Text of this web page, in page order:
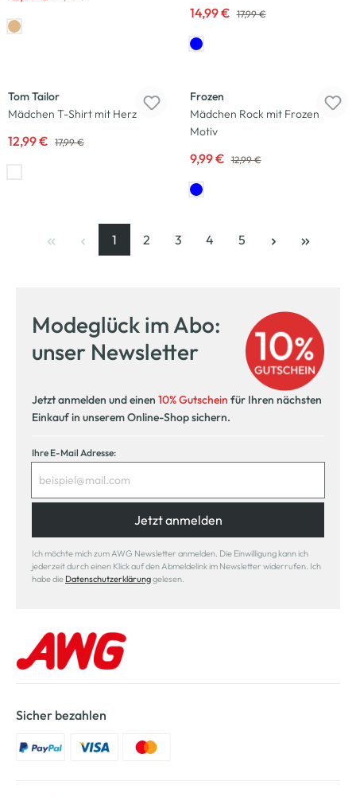
14,99 € 17,99 €
Tom Tailor
Mädchen T-Shirt mit Herz
12,99 € 17,99 €
Frozen
Mädchen Rock mit Frozen
Motiv
9,99 € 12,99 €
Seite
1
, aktuelle Seite
Seite
2
Seite
3
Seite
4
Seite
5
Modeglück im Abo:
unser Newsletter
Jetzt anmelden und einen 10% Gutschein für Ihren nächsten
Einkauf in unserem Online-Shop sichern.
Ihre E-Mail Adresse:
Jetzt anmelden
Ich möchte mich zum AWG Newsletter anmelden. Die Einwilligung kann ich
jederzeit durch einen Klick auf den Abmeldelink im Newsletter widerrufen. Ich
habe die Datenschutzerklärunggelesen.
Sicher bezahlen